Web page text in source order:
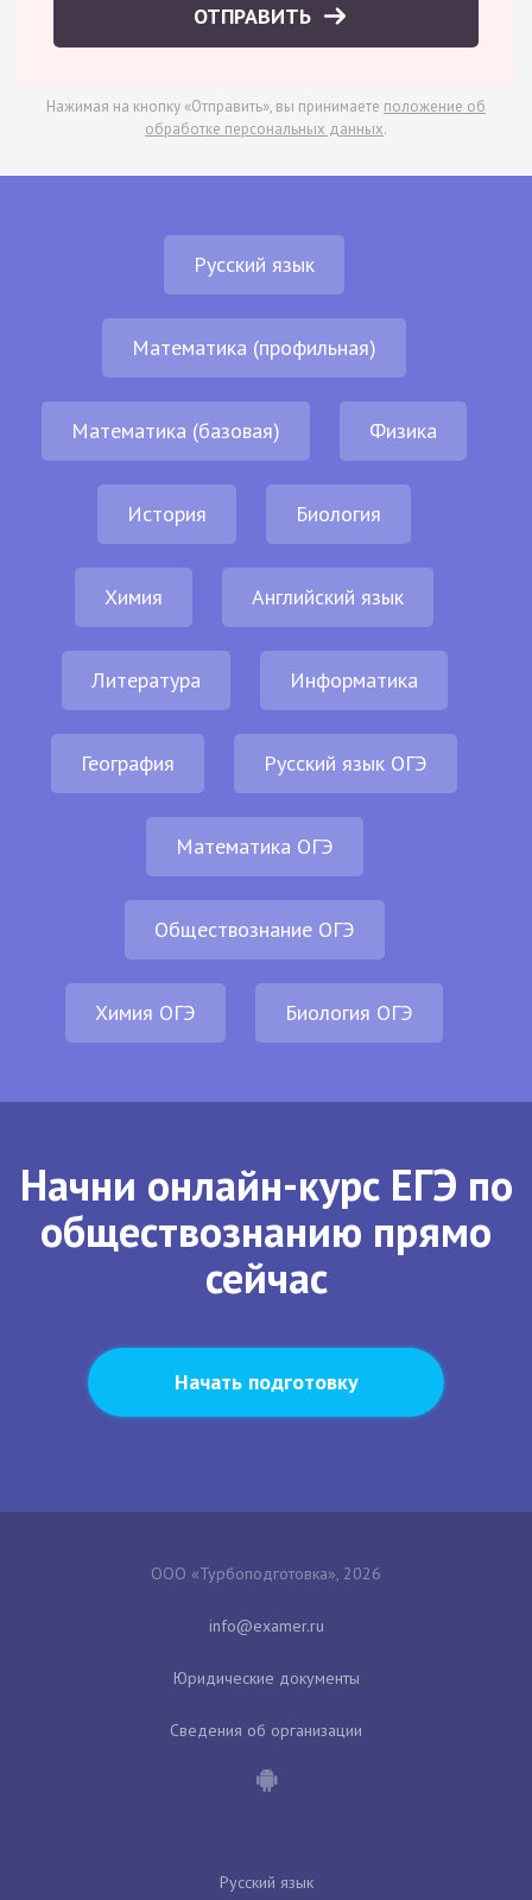
ОТПРАВИТЬ
Нажимая на кнопку «Отправить», вы принимаете положение об
обработке персональных данных.
Русский язык
Математика (профильная)
Математика (базовая) Физика
История Биология
Химия Английский язык
Литература Информатика
География Русский язык ОГЭ
Математика ОГЭ
Обществознание ОГЭ
Химия ОГЭ Биология ОГЭ
Начни онлайн-курс ЕГЭ по
обществознанию прямо
сейчас
Начать подготовку
ООО «Турбоподготовка», 2026
Юридические документы
Сведения об организации
Русский язык